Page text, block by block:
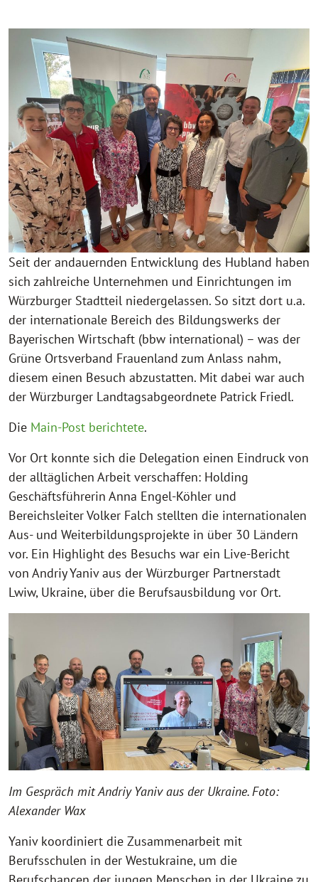
Seit der andauernden Entwicklung des Hubland haben
sich zahlreiche Unternehmen und Einrichtungen im
Würzburger Stadtteil niedergelassen. So sitzt dort u.a.
der internationale Bereich des Bildungswerks der
Bayerischen Wirtschaft (bbw international) – was der
Grüne Ortsverband Frauenland zum Anlass nahm,
diesem einen Besuch abzustatten. Mit dabei war auch
der Würzburger Landtagsabgeordnete Patrick Friedl.
Die Main-Post berichtete.
Vor Ort konnte sich die Delegation einen Eindruck von
der alltäglichen Arbeit verschaffen: Holding
Geschäftsführerin Anna Engel-Köhler und
Bereichsleiter Volker Falch stellten die internationalen
Aus- und Weiterbildungsprojekte in über 30 Ländern
vor. Ein Highlight des Besuchs war ein Live-Bericht
von Andriy Yaniv aus der Würzburger Partnerstadt
Lwiw, Ukraine, über die Berufsausbildung vor Ort.
Im Gespräch mit Andriy Yaniv aus der Ukraine. Foto:
Alexander Wax
Yaniv koordiniert die Zusammenarbeit mit
Berufsschulen in der Westukraine, um die